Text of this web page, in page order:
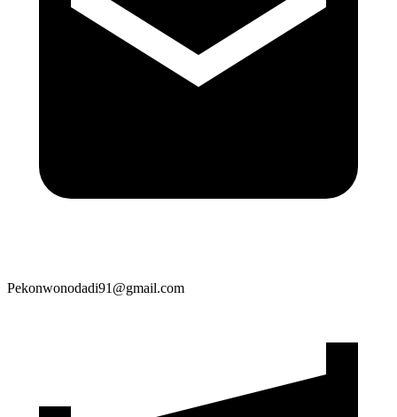
Pekonwonodadi91@gmail.com